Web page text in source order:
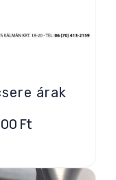
árak
Ft